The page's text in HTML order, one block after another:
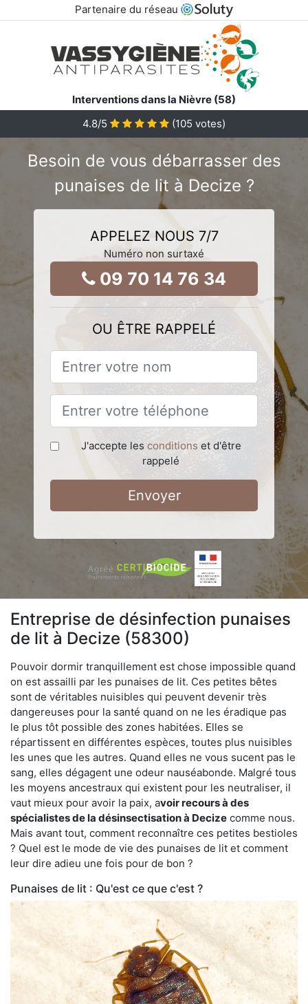
Partenaire du réseau
Interventions dans la Nièvre (58)
4.8/5 (105 votes)
Besoin de vous débarrasser des
punaises de lit à Decize ?
APPELEZ NOUS 7/7
Numéro non surtaxé
09 70 14 76 34
OU ÊTRE RAPPELÉ
J'accepte les conditions et d'être
rappelé
Envoyer
Entreprise de désinfection punaises
de lit à Decize (58300)
Pouvoir dormir tranquillement est chose impossible quand
on est assailli par les punaises de lit. Ces petites bêtes
sont de véritables nuisibles qui peuvent devenir très
dangereuses pour la santé quand on ne les éradique pas
le plus tôt possible des zones habitées. Elles se
répartissent en différentes espèces, toutes plus nuisibles
les unes que les autres. Quand elles ne vous sucent pas le
sang, elles dégagent une odeur nauséabonde. Malgré tous
les moyens ancestraux qui existent pour les neutraliser, il
vaut mieux pour avoir la paix, avoir recours à des
spécialistes de la désinsectisation à Decize comme nous.
Mais avant tout, comment reconnaître ces petites bestioles
? Quel est le mode de vie des punaises de lit et comment
leur dire adieu une fois pour de bon ?
Punaises de lit : Qu'est ce que c'est ?